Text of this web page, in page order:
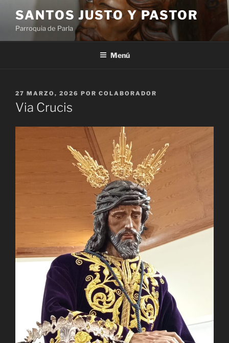
contenido
SANTOS JUSTO Y PASTOR
Parroquia de Parla
Menú
PUBLICADO
EL
27 MARZO, 2026 POR COLABORADOR
Via Crucis